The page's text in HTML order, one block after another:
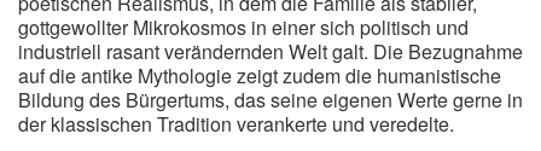
gottgewollter Mikrokosmos in einer sich politisch und
industriell rasant verändernden Welt galt. Die Bezugnahme
auf die antike Mythologie zeigt zudem die humanistische
Bildung des Bürgertums, das seine eigenen Werte gerne in
der klassischen Tradition verankerte und veredelte.